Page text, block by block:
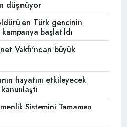
düşmüyor
Türk gencinin
başlatıldı
Vakfı'ndan büyük
hayatını etkileyecek
Sistemini Tamamen